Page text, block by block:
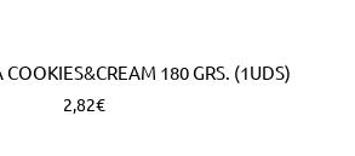
180 GRS. (1UDS)
2,82€